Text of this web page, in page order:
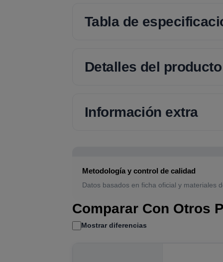
Tabla de
Detalles del producto
Información extra
Metodología y control de calidad
Datos basados en ficha oficial y materiales
Comparar Con Otros
Mostrar diferencias